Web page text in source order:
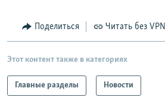
Все сайты РСЕ/РС
Поделиться Читать без VPN
Этот контент также в категориях
Главные разделы Новости